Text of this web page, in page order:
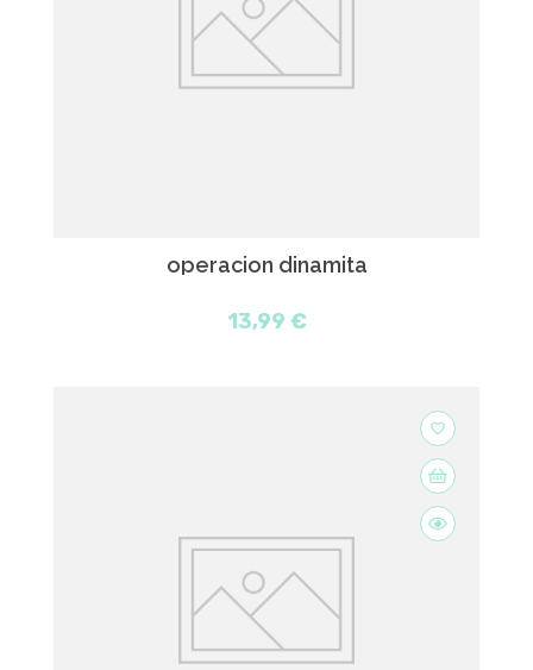
operacion dinamita
13,99 €
favorite_border